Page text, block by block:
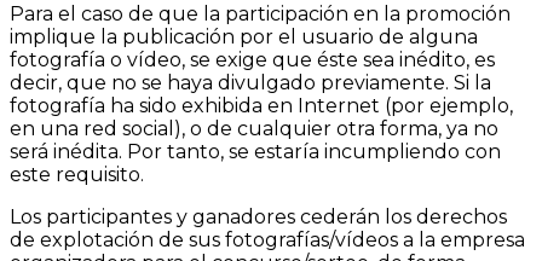
Para el caso de que la participación en la promoción
implique la publicación por el usuario de alguna
fotografía o vídeo, se exige que éste sea inédito, es
decir, que no se haya divulgado previamente. Si la
fotografía ha sido exhibida en Internet (por ejemplo,
en una red social), o de cualquier otra forma, ya no
será inédita. Por tanto, se estaría incumpliendo con
este requisito.
Los participantes y ganadores cederán los derechos
de explotación de sus fotografías/vídeos a la empresa